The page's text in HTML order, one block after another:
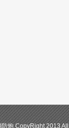
炮 CopyRight 2013